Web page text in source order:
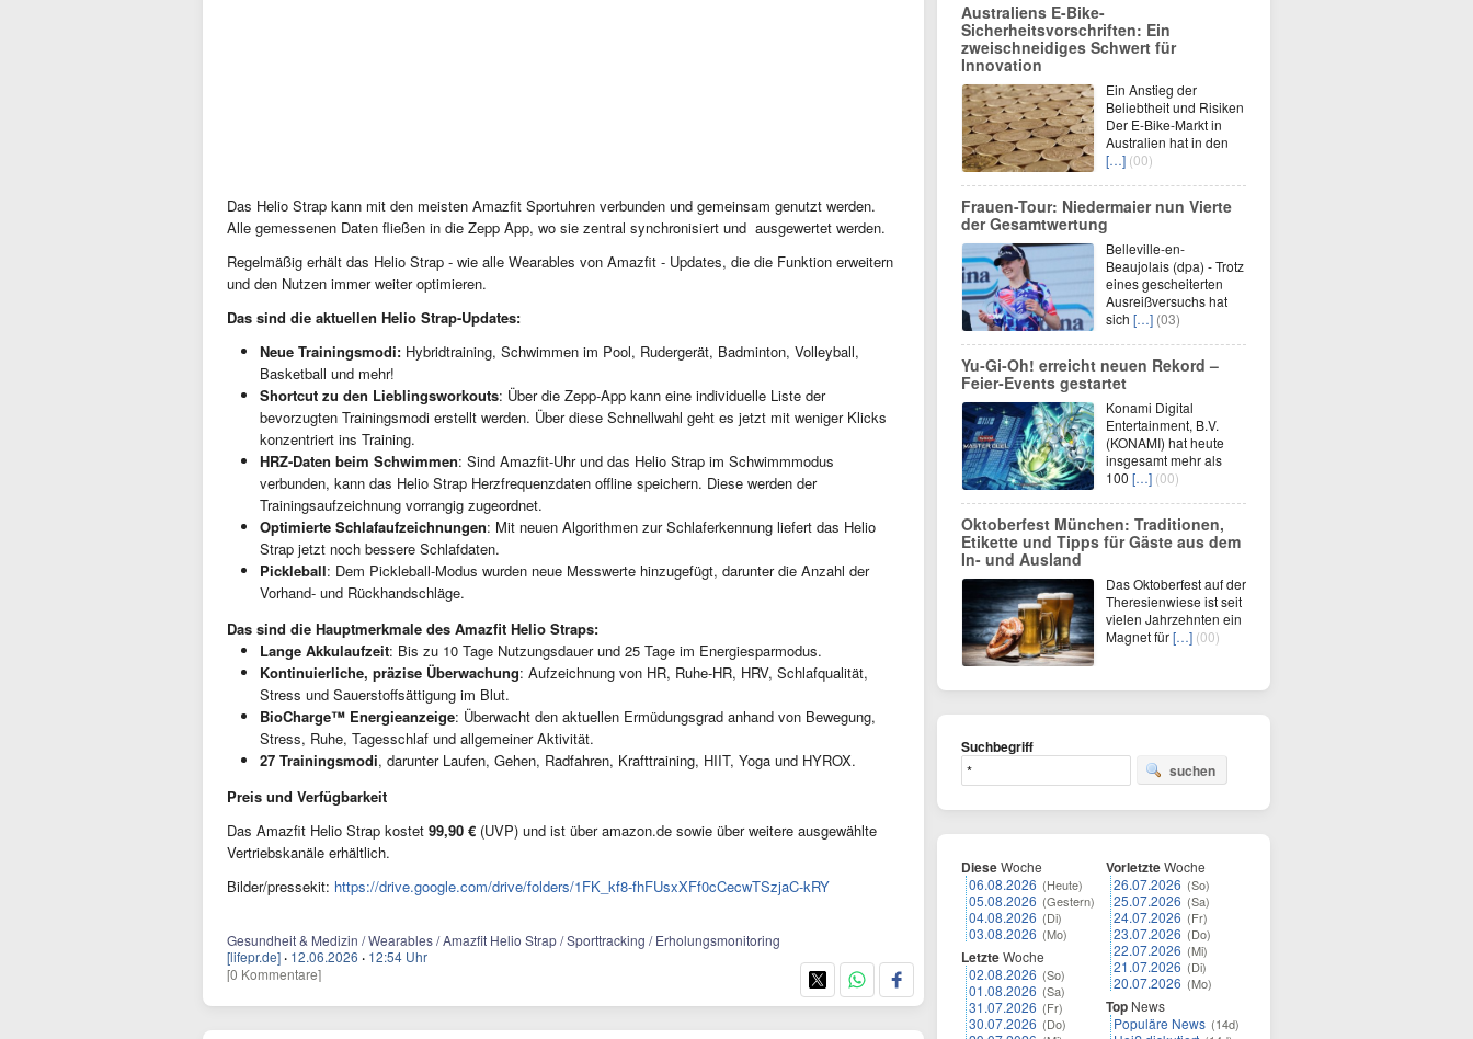
Das Helio Strap kann mit den meisten Amazfit Sportuhren verbunden und gemeinsam genutzt werden.
Alle gemessenen Daten fließen in die Zepp App, wo sie zentral synchronisiert und ausgewertet werden.
Regelmäßig erhält das Helio Strap - wie alle Wearables von Amazfit - Updates, die die Funktion erweitern
und den Nutzen immer weiter optimieren.
Das sind die aktuellen Helio Strap-Updates:
Neue Trainingsmodi: Hybridtraining, Schwimmen im Pool, Rudergerät, Badminton, Volleyball,
Basketball und mehr!
Shortcut zu den Lieblingsworkouts: Über die Zepp-App kann eine individuelle Liste der
bevorzugten Trainingsmodi erstellt werden. Über diese Schnellwahl geht es jetzt mit weniger Klicks
konzentriert ins Training.
HRZ-Daten beim Schwimmen: Sind Amazfit-Uhr und das Helio Strap im Schwimmmodus
verbunden, kann das Helio Strap Herzfrequenzdaten offline speichern. Diese werden der
Trainingsaufzeichnung vorrangig zugeordnet.
Optimierte Schlafaufzeichnungen: Mit neuen Algorithmen zur Schlaferkennung liefert das Helio
Strap jetzt noch bessere Schlafdaten.
Pickleball: Dem Pickleball-Modus wurden neue Messwerte hinzugefügt, darunter die Anzahl der
Vorhand- und Rückhandschläge.
Das sind die Hauptmerkmale des Amazfit Helio Straps:
Lange Akkulaufzeit: Bis zu 10 Tage Nutzungsdauer und 25 Tage im Energiesparmodus.
Kontinuierliche, präzise Überwachung: Aufzeichnung von HR, Ruhe-HR, HRV, Schlafqualität,
Stress und Sauerstoffsättigung im Blut.
BioCharge™ Energieanzeige: Überwacht den aktuellen Ermüdungsgrad anhand von Bewegung,
Stress, Ruhe, Tagesschlaf und allgemeiner Aktivität.
27 Trainingsmodi, darunter Laufen, Gehen, Radfahren, Krafttraining, HIIT, Yoga und HYROX.
Preis und Verfügbarkeit
Das Amazfit Helio Strap kostet 99,90 € (UVP) und ist über amazon.de sowie über weitere ausgewählte
Vertriebskanäle erhältlich.
Bilder/pressekit: https://drive.google.com/drive/folders/1FK_kf8-fhFUsxXFf0cCecwTSzjaC-kRY
Gesundheit & Medizin / Wearables / Amazfit Helio Strap / Sporttracking / Erholungsmonitoring
[lifepr.de] · 12.06.2026 · 12:54 Uhr
[0 Kommentare]
Australiens E-Bike-
Sicherheitsvorschriften: Ein
zweischneidiges Schwert für
Innovation
Ein Anstieg der
Beliebtheit und Risiken
Der E-Bike-Markt in
Australien hat in den
[…] (00)
Frauen-Tour: Niedermaier nun Vierte
der Gesamtwertung
Belleville-en-
Beaujolais (dpa) - Trotz
eines gescheiterten
Ausreißversuchs hat
sich […] (03)
Yu‑Gi‑Oh! erreicht neuen Rekord –
Feier‑Events gestartet
Konami Digital
Entertainment, B.V.
(KONAMI) hat heute
insgesamt mehr als
100 […] (00)
Oktoberfest München: Traditionen,
Etikette und Tipps für Gäste aus dem
In- und Ausland
Das Oktoberfest auf der
Theresienwiese ist seit
vielen Jahrzehnten ein
Magnet für[…] (00)
Suchbegriff
suchen
DieseWoche
06.08.2026 (Heute)
05.08.2026 (Gestern)
04.08.2026 (Di)
03.08.2026 (Mo)
LetzteWoche
02.08.2026 (So)
01.08.2026 (Sa)
31.07.2026 (Fr)
30.07.2026 (Do)
VorletzteWoche
26.07.2026 (So)
25.07.2026 (Sa)
24.07.2026 (Fr)
23.07.2026 (Do)
22.07.2026 (Mi)
21.07.2026 (Di)
20.07.2026 (Mo)
Top News
Populäre News (14d)